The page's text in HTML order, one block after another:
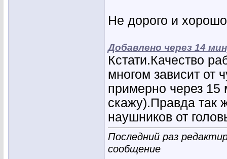
Не дорого и
Добавлено через 14
Кстати.Качество
многом зависит от
примерно через 15
скажу).Правда так
наушников от
Последний раз
сообщение